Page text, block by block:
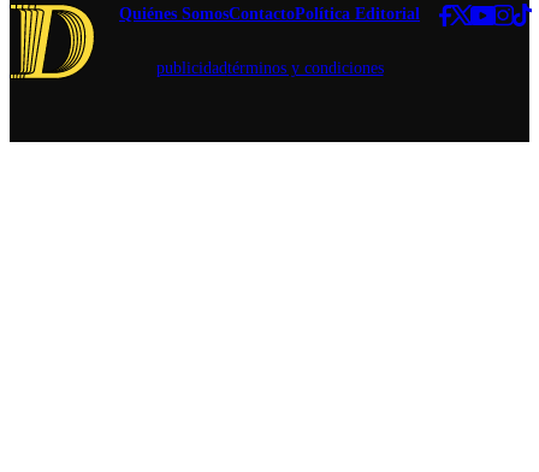
Quiénes SomosContactoPolítica Editorial
publicidadtérminos y condiciones